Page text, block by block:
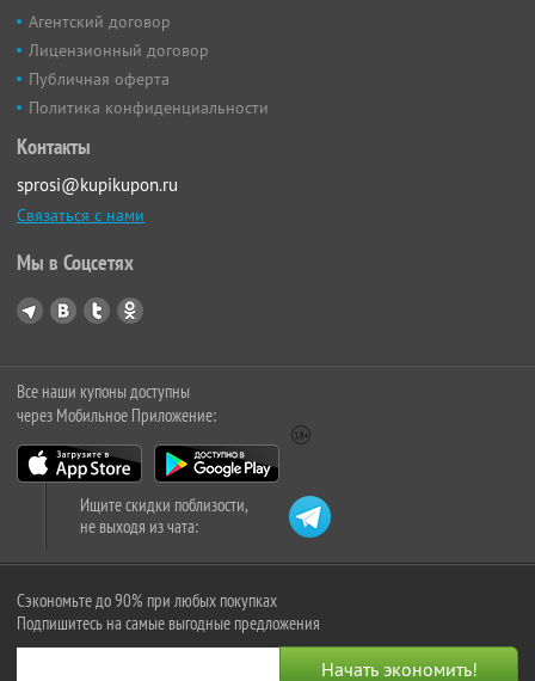
Агентский договор
Лицензионный договор
Публичная оферта
Политика конфиденциальности
Контакты
sprosi@kupikupon.ru
Связаться с нами
Мы в Соцсетях
Все наши купоны доступны
через Мобильное Приложение:
Ищите скидки поблизости,
не выходя из чата:
Сэкономьте до 90% при любых покупках
Подпишитесь на самые выгодные предложения